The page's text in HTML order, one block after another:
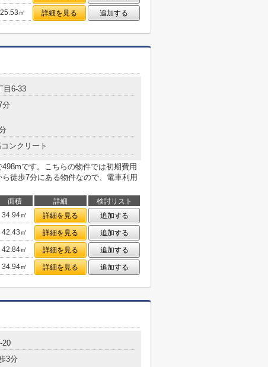
25.53㎡ 詳細を見る 追加する
目6-33
分
ンクリート
です。こちらの物件では初期費用
徒歩7分にある物件なので、電車利用
面積 詳細
検討リスト
34.94㎡ 詳細を見る
追加する
42.43㎡ 詳細を見る
追加する
42.84㎡ 詳細を見る
追加する
34.94㎡ 詳細を見る 追加する
20
3分